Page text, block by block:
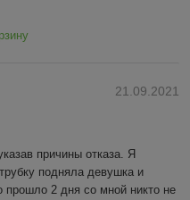
21.09.2021
причины отказа. Я
подняла девушка и
прошло 2 дня со мной никто не